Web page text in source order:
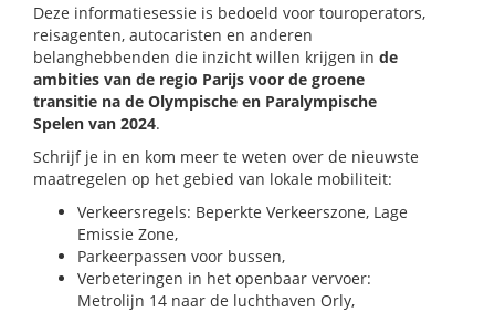
Deze informatiesessie is bedoeld voor touroperators,
reisagenten, autocaristen en anderen
belanghebbenden die inzicht willen krijgen in de
ambities van de regio Parijs voor de groene
transitie na de Olympische en Paralympische
Spelen van 2024.
Schrijf je in en kom meer te weten over de nieuwste
maatregelen op het gebied van lokale mobiliteit:
Verkeersregels: Beperkte Verkeerszone, Lage
Emissie Zone,
Parkeerpassen voor bussen,
Verbeteringen in het openbaar vervoer:
Metrolijn 14 naar de luchthaven Orly,